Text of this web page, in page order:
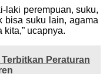
laki perempuan, suku,
bisa suku lain, agama
ucapnya.
Peraturan